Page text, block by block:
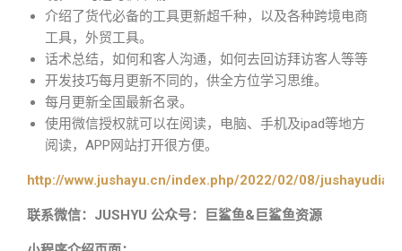
介绍了货代必备的工具更新超千种，以及各种跨境电商
工具，外贸工具。
话术总结，如何和客人沟通，如何去回访拜访客人等等
开发技巧每月更新不同的，供全方位学习思维。
每月更新全国最新名录。
使用微信授权就可以在阅读，电脑、手机及ipad等地方
阅读，APP网站打开很方便。
http://www.jushayu.cn/index.php/2022/02/08/
联系微信：JUSHYU 公众号：巨鲨鱼&巨鲨鱼资源